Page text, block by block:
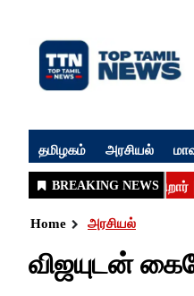
தமிழகம் அரசியல்
Home அரசியல்
விஜயுடன்